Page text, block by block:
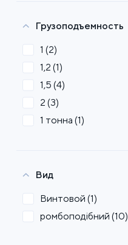
Грузоподъемность
1 (2)
1,2 (1)
1,5 (4)
2 (3)
1 тонна (1)
Вид
Винтовой (1)
ромбоподібний (10)